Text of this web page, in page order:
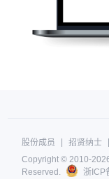
股份成员 | 招贤纳士 |
Copyright © 2010-
Reserved.
浙ICP